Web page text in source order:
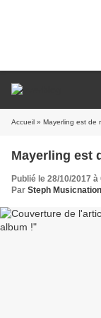
Accueil » Mayerling est de
Mayerling est
Publié le 28/10/2017 à
Par Steph Musicnation